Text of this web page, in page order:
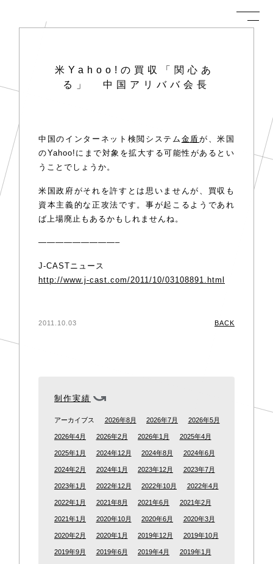
米Yahoo!の買収「関心あ
る」 中国アリババ会長
中国のインターネット検閲システム 金盾が、米国
のYahoo!にまで対象を拡大する可能性があるとい
うことでしょうか。
米国政府がそれを許すとは思いませんが、買収も
資本主義的な正攻法です。事が起こるようであれ
ば上場廃止もあるかもしれませんね。
—————————–
J-CASTニュース
http://www.j-cast.com/2011/10/03108891.html
2011.10.03 BACK
制作実績
アーカイブス 2026年8月 2026年7月 2026年5月
2026年4月 2026年2月 2026年1月 2025年4月
2025年1月 2024年12月 2024年8月 2024年6月
2024年2月 2024年1月 2023年12月 2023年7月
2023年1月 2022年12月 2022年10月 2022年4月
2022年1月 2021年8月 2021年6月 2021年2月
2021年1月 2020年10月 2020年6月 2020年3月
2020年2月 2020年1月 2019年12月 2019年10月
2019年9月 2019年6月 2019年4月 2019年1月